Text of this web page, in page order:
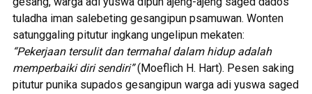
tuladha iman salebeting gesangipun psamuwan. Wonten
satunggaling pitutur ingkang ungelipun mekaten:
“Pekerjaan tersulit dan termahal dalam hidup adalah
memperbaiki diri sendiri”(Moeflich H. Hart). Pesen saking
pitutur punika supados gesangipun warga adi yuswa saged